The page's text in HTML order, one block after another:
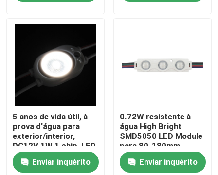
Sobre nós
Excursão da fábrica
Controle da qualidade
Contacte-nos
qualidade
5 anos de vida útil, à
prova d'água para
exterior/interior,
DC12V 1W 1 chip, LED
SMD de cor branca
2835 Enviar inquérito
0.72W resistente à
água High Bright
SMD5050 LED Module
para 80-180mm
Medieval Depth Light
Box Enviar inquérito